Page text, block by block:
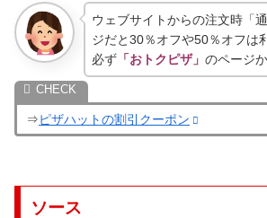
ウェブサイトからの注文時「
ジだと30％オフや50％オフは
必ず「おトクピザ」 のページ
⇒ピザハットの割引クーポン
ソース